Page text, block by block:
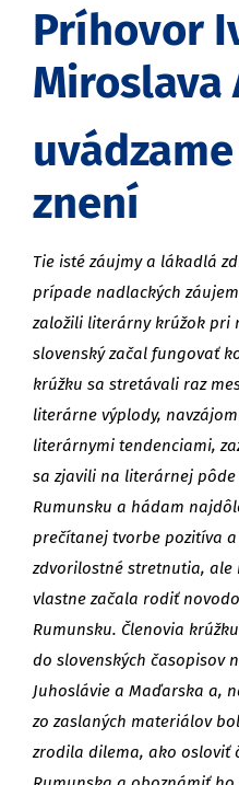
Príhovor
Miroslava
znení
Tie isté záujmy a lákadlá
prípade nadlackých
založili literárny krúžok pri
slovenský začal fungovať
krúžku sa stretávali raz
literárne výplody,
literárnymi tendenciami,
sa zjavili na literárnej
Rumunsku a hádam
prečítanej tvorbe pozitíva
zdvorilostné stretnutia, ale
vlastne začala rodiť
Rumunsku. Členovia
do slovenských časopisov
Juhoslávie a Maďarska a,
zo zaslaných materiálov
zrodila dilema, ako osloviť